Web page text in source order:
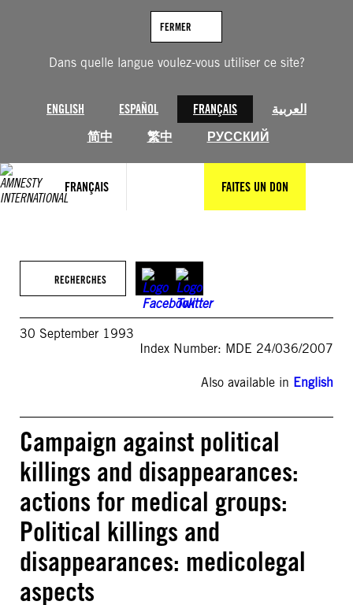
Dans quelle langue voulez-vous utiliser ce site?
ENGLISH ESPAÑOL FRANÇAIS
العربية
简中
繁中 РУССКИЙ
FERMER
FRANÇAIS FAITES UN DON
RECHERCHES
30 September 1993
Index Number: MDE 24/036/2007
Also available in English
Campaign against political
killings and disappearances:
actions for medical groups:
Political killings and
disappearances: medicolegal
aspects